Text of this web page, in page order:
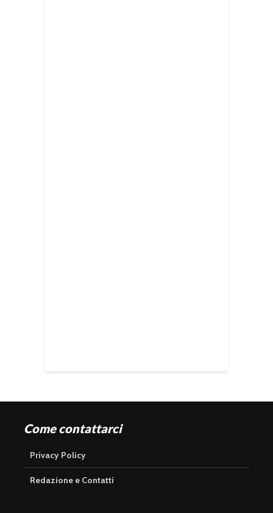
Come contattarci
Privacy Policy
Redazione e Contatti